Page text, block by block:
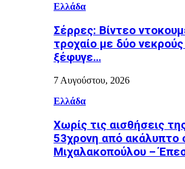
Ελλάδα
Σέρρες: Βίντεο
τροχαίο με δύο
ξέφυγε…
7 Αυγούστου, 2026
Ελλάδα
Χωρίς τις αισθήσεις
53χρονη από ακάλυπτο
Μιχαλακοπούλου –